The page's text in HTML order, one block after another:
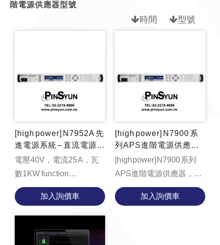
階電源供應器型號
時間 型號
[high power] N7952A 先
進電源系統 – 直流電源供
應器，40 V，25 A，100
0 W
電壓40V，電流25 A，瓦
數1KW function
loadYouTubeVideo() {
const videoContainer =
document.getElementById('video-
contain...
加入詢價車
[high power] N7900 系
列APS進階電源供應器
(電源供應器+電子負載)
[high power] N7900 系列
APS進階電源供應器，搭
配耗散器可達到電源供應
器+電子負載兩個功能！
加入詢價車